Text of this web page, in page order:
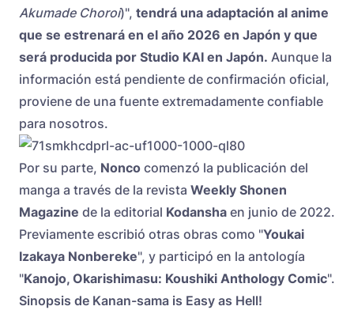
Akumade Choroi)", tendrá una adaptación al anime
que se estrenará en el año 2026 en Japón y que
será producida por Studio KAI en Japón. Aunque la
información está pendiente de confirmación oficial,
proviene de una fuente extremadamente confiable
para nosotros.
Por su parte, Nonco comenzó la publicación del
manga a través de la revista Weekly Shonen
Magazine de la editorial Kodansha en junio de 2022.
Previamente escribió otras obras como "Youkai
Izakaya Nonbereke", y participó en la antología
"Kanojo, Okarishimasu: Koushiki Anthology Comic".
Sinopsis de Kanan-sama is Easy as Hell!